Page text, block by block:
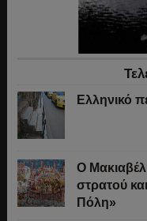
Ελληνικό
Ο
στρατού
Πόλη»